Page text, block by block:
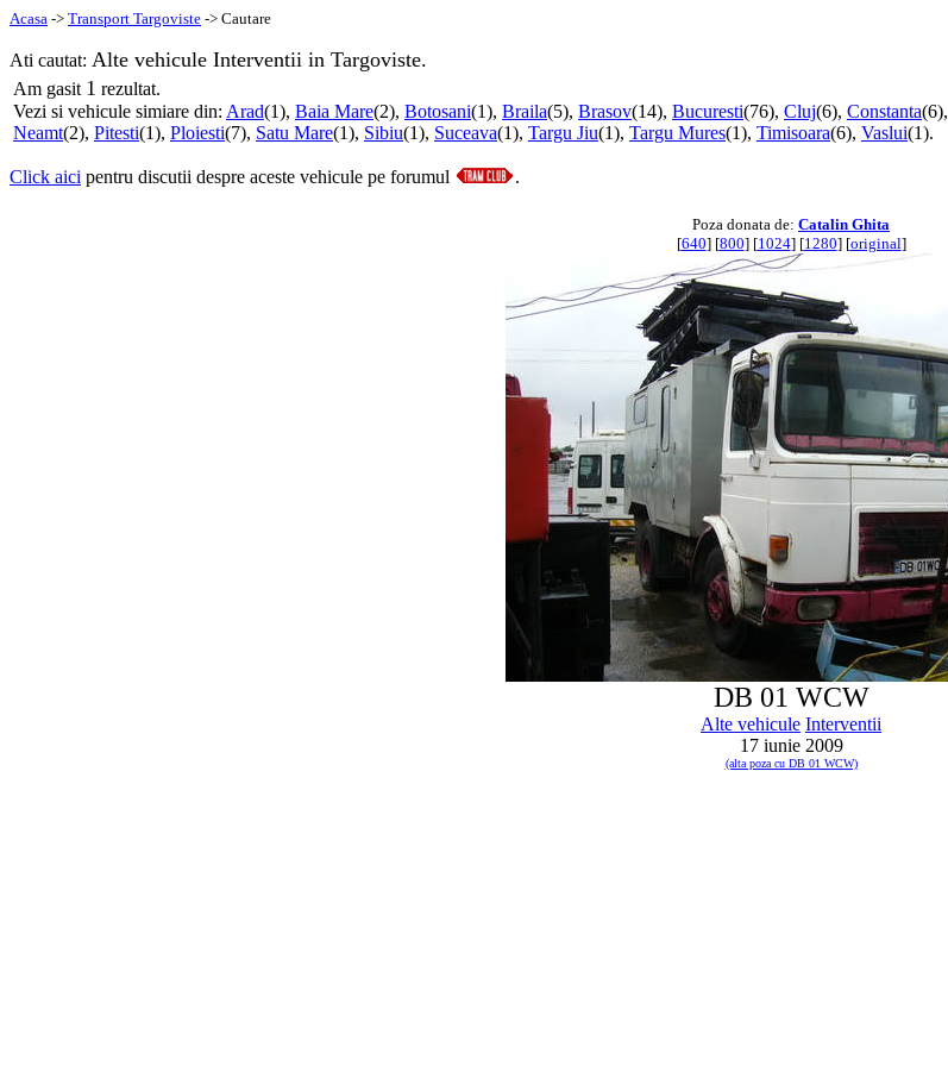
Acasa -> Transport Targoviste -> Cautare
Ati cautat: Alte vehicule Interventii in Targoviste.
Am gasit 1 rezultat.
Vezi si vehicule simiare din: Arad(1), Baia Mare(2), Botosani(1), Braila(5), Brasov(14), Bucuresti(76), Cluj(6), Constanta(6),
Neamt(2), Pitesti(1), Ploiesti(7), Satu Mare(1), Sibiu(1), Suceava(1), Targu Jiu(1), Targu Mures(1), Timisoara(6), Vaslui(1).
Click aici pentru discutii despre aceste vehicule pe forumul .
Poza donata de: Catalin Ghita
[640] [800] [1024] [1280] [original]
DB 01 WCW
Alte vehicule Interventii
17 iunie 2009
(alta poza cu DB 01 WCW)